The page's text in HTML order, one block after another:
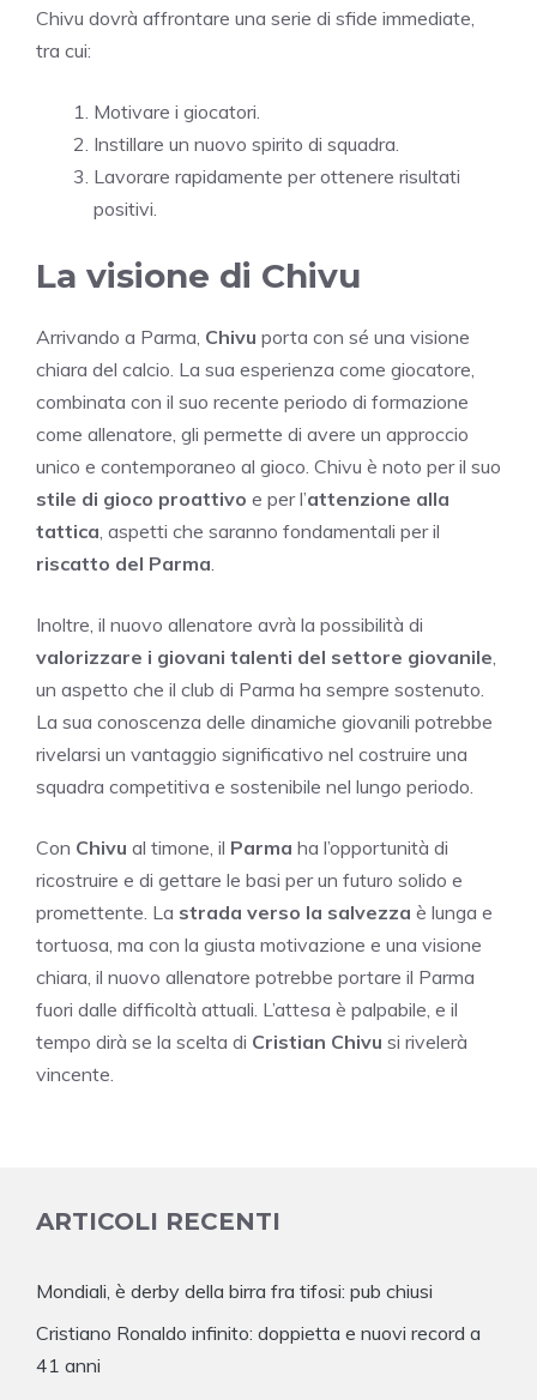
Chivu dovrà affrontare una serie di sfide immediate,
tra cui:
Motivare i giocatori.
Instillare un nuovo spirito di squadra.
Lavorare rapidamente per ottenere risultati
positivi.
La visione di Chivu
Arrivando a Parma, Chivu porta con sé una visione
chiara del calcio. La sua esperienza come giocatore,
combinata con il suo recente periodo di formazione
come allenatore, gli permette di avere un approccio
unico e contemporaneo al gioco. Chivu è noto per il suo
stile di gioco proattivo e per l’attenzione alla
tattica , aspetti che saranno fondamentali per il
riscatto del Parma
Inoltre, il nuovo allenatore avrà la possibilità di
valorizzare i giovani talenti del settore giovanile
un aspetto che il club di Parma ha sempre sostenuto.
La sua conoscenza delle dinamiche giovanili potrebbe
rivelarsi un vantaggio significativo nel costruire una
squadra competitiva e sostenibile nel lungo periodo.
Con Chivu al timone, il Parma ha l’opportunità di
ricostruire e di gettare le basi per un futuro solido e
promettente. La strada verso la salvezza è lunga e
tortuosa, ma con la giusta motivazione e una visione
chiara, il nuovo allenatore potrebbe portare il Parma
fuori dalle difficoltà attuali. L’attesa è palpabile, e il
tempo dirà se la scelta di Cristian Chivu si rivelerà
vincente.
ARTICOLI RECENTI
Mondiali, è derby della birra fra tifosi: pub chiusi
Cristiano Ronaldo infinito: doppietta e nuovi record a
41 anni